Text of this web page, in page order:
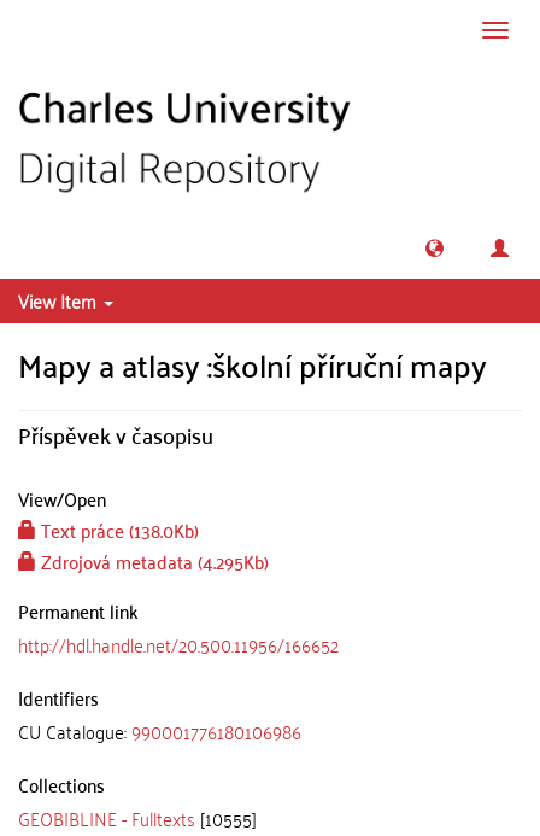
View Item
Mapy a atlasy :školní příruční mapy
Příspěvek v časopisu
View/Open
Text práce (138.0Kb)
Zdrojová metadata (4.295Kb)
Permanent link
http://hdl.handle.net/20.500.11956/166652
Identifiers
CU Catalogue:990001776180106986
Collections
GEOBIBLINE - Fulltexts [10555]